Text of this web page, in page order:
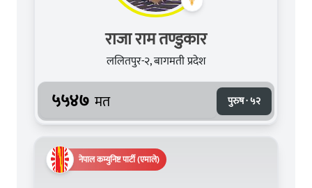
राजा राम तण्डुकार
ललितपुर-२, बागमती प्रदेश
५५४७ मत पुरुष · ५२
नेपाल कम्युनिष्ट पार्टी (एमाले)